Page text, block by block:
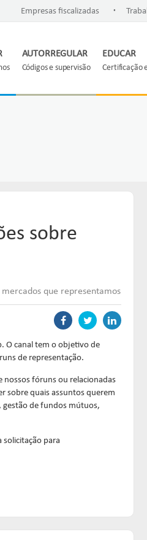
Empresas fiscalizadas .
AUTORREGULAR
Códigos e supervisão
EDUCAR
Certificação
sobre
que representamos
O canal tem o objetivo de
de representação.
nossos fóruns ou relacionadas
sobre quais assuntos querem
de fundos mútuos,
solicitação para